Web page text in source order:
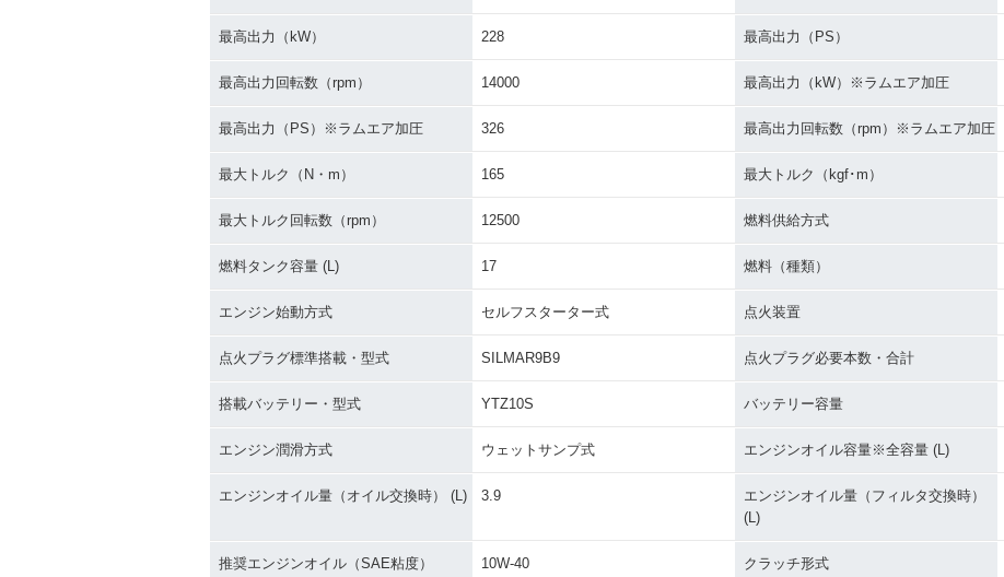
最高出力（kW） 228 最高出力（PS）
最高出力回転数（rpm） 14000 最高出力（kW）※ラムエア加圧
最高出力（PS）※ラムエア加圧 326 最高出力回転数（rpm）※ラムエア加圧
最大トルク（N・m） 165 最大トルク（kgf･m）
最大トルク回転数（rpm） 12500 燃料供給方式
燃料タンク容量 (L) 17 燃料（種類）
エンジン始動方式 セルフスターター式 点火装置
点火プラグ標準搭載・型式 SILMAR9B9 点火プラグ必要本数・合計
搭載バッテリー・型式 YTZ10S バッテリー容量
エンジン潤滑方式 ウェットサンプ式 エンジンオイル容量※全容量 (L)
エンジンオイル量（オイル交換時） (L) 3.9
エンジンオイル量（フィルタ交換時）
(L)
推奨エンジンオイル（SAE粘度） 10W-40 クラッチ形式